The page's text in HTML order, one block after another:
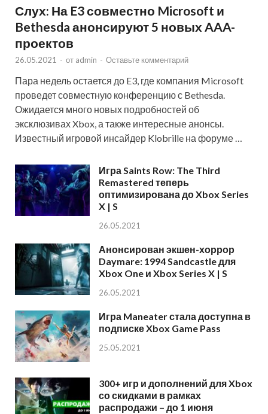
Слух: На E3 совместно Microsoft и
Bethesda анонсируют 5 новых AAA-
проектов
26.05.2021 - от admin - Оставьте комментарий
Пара недель остается до E3, где компания Microsoft
проведет совместную конференцию с Bethesda.
Ожидается много новых подробностей об
эксклюзивах Xbox, а также интересные анонсы.
Известный игровой инсайдер Klobrille на форуме …
Игра Saints Row: The Third
Remastered теперь
оптимизирована до Xbox Series
X | S
26.05.2021
Анонсирован экшен-хоррор
Daymare: 1994 Sandcastle для
Xbox One и Xbox Series X | S
26.05.2021
Игра Maneater стала доступна в
подписке Xbox Game Pass
25.05.2021
300+ игр и дополнений для Xbox
со скидками в рамках
распродажи – до 1 июня